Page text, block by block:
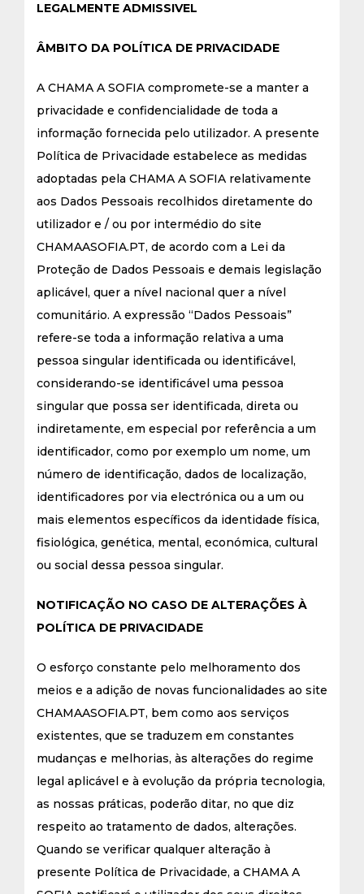
LEGALMENTE ADMISSIVEL
ÂMBITO DA POLÍTICA DE PRIVACIDADE
A CHAMA A SOFIA compromete-se a manter a
privacidade e confidencialidade de toda a
informação fornecida pelo utilizador. A presente
Política de Privacidade estabelece as medidas
adoptadas pela CHAMA A SOFIA relativamente
aos Dados Pessoais recolhidos diretamente do
utilizador e / ou por intermédio do site
CHAMAASOFIA.PT, de acordo com a Lei da
Proteção de Dados Pessoais e demais legislação
aplicável, quer a nível nacional quer a nível
comunitário. A expressão “Dados Pessoais”
refere-se toda a informação relativa a uma
pessoa singular identificada ou identificável,
considerando-se identificável uma pessoa
singular que possa ser identificada, direta ou
indiretamente, em especial por referência a um
identificador, como por exemplo um nome, um
número de identificação, dados de localização,
identificadores por via electrónica ou a um ou
mais elementos específicos da identidade física,
fisiológica, genética, mental, económica, cultural
ou social dessa pessoa singular.
NOTIFICAÇÃO NO CASO DE ALTERAÇÕES À
POLÍTICA DE PRIVACIDADE
O esforço constante pelo melhoramento dos
meios e a adição de novas funcionalidades ao site
CHAMAASOFIA.PT, bem como aos serviços
existentes, que se traduzem em constantes
mudanças e melhorias, às alterações do regime
legal aplicável e à evolução da própria tecnologia,
as nossas práticas, poderão ditar, no que diz
respeito ao tratamento de dados, alterações.
Quando se verificar qualquer alteração à
presente Política de Privacidade, a CHAMA A